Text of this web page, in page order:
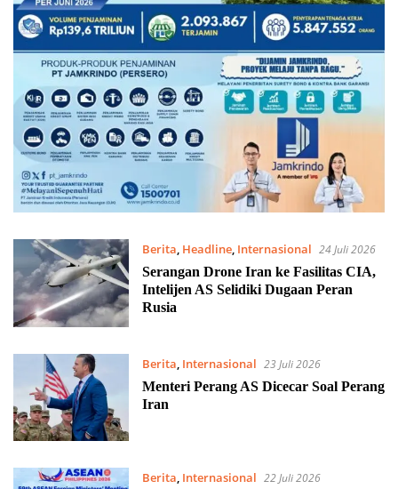
Berita, Headline, Internasional 24 Juli 2026
Serangan Drone Iran ke Fasilitas CIA,
Intelijen AS Selidiki Dugaan Peran
Rusia
Berita, Internasional 23 Juli 2026
Menteri Perang AS Dicecar Soal Perang
Iran
Berita, Internasional 22 Juli 2026